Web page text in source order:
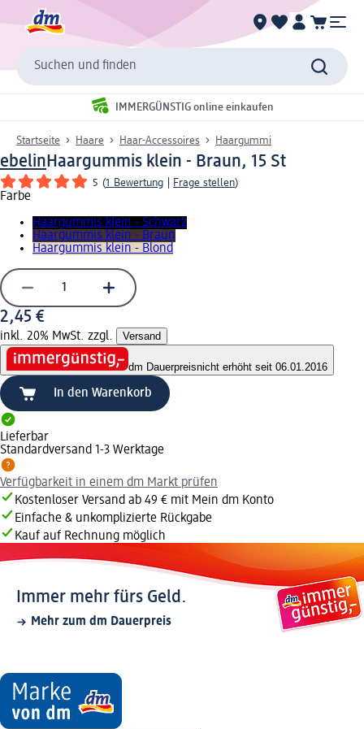
Suchen und finden
IMMERGÜNSTIG online einkaufen
Startseite Haare Haar-Accessoires Haargummi
ebelin Haargummis klein - Braun, 15 St
5 (1 Bewertung Frage stellen)
Farbe
Haargummis klein - Schwarz
Haargummis klein - Braun
Haargummis klein - Blond
2,45 €
inkl. 20% MwSt. zzgl. Versand
dm Dauerpreisnicht erhöht seit 06.01.2016
In den Warenkorb
Lieferbar
Standardversand 1-3 Werktage
Verfügbarkeit in einem dm Markt prüfen
Kostenloser Versand ab 49 € mit Mein dm Konto
Einfache & unkomplizierte Rückgabe
Kauf auf Rechnung möglich
Immer mehr fürs Geld.
Mehr zum dm Dauerpreis